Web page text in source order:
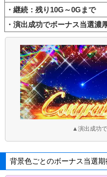
・継続：残り10G～0Gまで
・演出成功でボーナス当選濃
▲演出成功
背景色ごとのボーナス当選